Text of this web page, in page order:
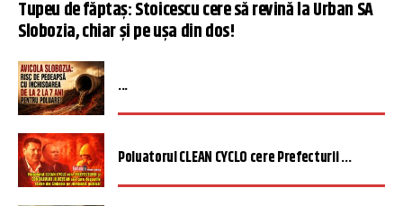
Tupeu de făptaș: Stoicescu cere să revină la Urban SA
Slobozia, chiar și pe ușa din dos!
...
Poluatorul CLEAN CYCLO cere Prefecturii ...